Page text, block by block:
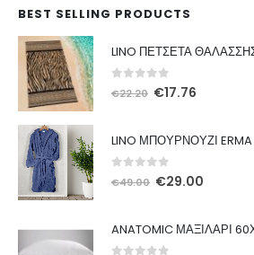
BEST SELLING PRODUCTS
out of 5
€22.20 Original
€17.76
LINO ΜΠΟΥΡΝΟΥΖΙ ERMA
out of 5
€49.00 Original
€29.00
ANATOMIC ΜΑΞΙΛΑΡΙ